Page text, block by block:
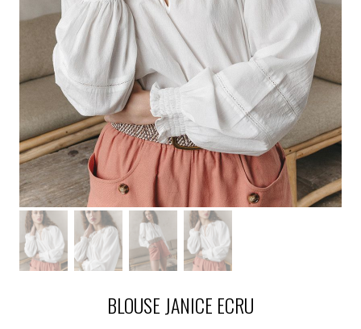
BLOUSE JANICE ECRU